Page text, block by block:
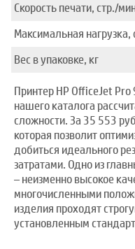
Скорость печати, стр./
Максимальная нагрузка,
Вес в упаковке, кг
Принтер HP OfficeJet
нашего каталога
сложности. За 35 553
которая позволит
добиться идеального
затратами. Одно из
– неизменно высокое
многочисленными
изделия проходят
установленным